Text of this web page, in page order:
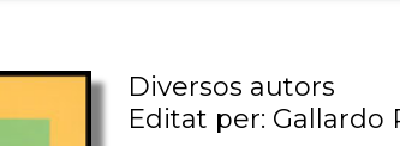
Diversos autors
Editat per: Gallardo